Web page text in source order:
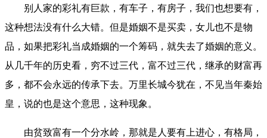
别人家的彩礼有巨款，有车子，有房子，我们也想要有，
这种想法没有什么大错。但是婚姻不是买卖，女儿也不是物
品，如果把彩礼当成婚姻的一个筹码，就失去了婚姻的意义。
从几千年的历史看，穷不过三代，富不过三代，继承的财富再
多，都不会永远的传承下去。万里长城今犹在，不见当年秦始
皇，说的也是这个意思，这种现象。
由贫致富有一个分水岭，那就是人要有上进心，有格局，